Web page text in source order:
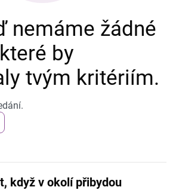
nemáme žádné
by
tvým kritériím.
když v okolí přibydou